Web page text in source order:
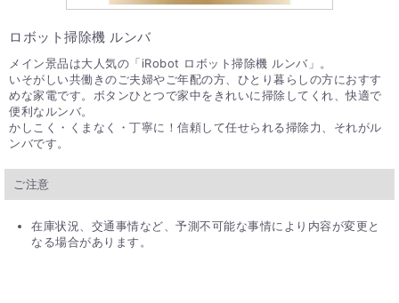
ロボット掃除機 ルンバ
メイン景品は大人気の「iRobot ロボット掃除機 ルンバ」。
いそがしい共働きのご夫婦やご年配の方、ひとり暮らしの方におすす
めな家電です。ボタンひとつで家中をきれいに掃除してくれ、快適で
便利なルンバ。
かしこく・くまなく・丁寧に！信頼して任せられる掃除力、それがル
ンバです。
ご注意
在庫状況、交通事情など、予測不可能な事情により内容が変更と
なる場合があります。